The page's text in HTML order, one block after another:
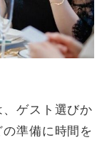
ゲスト選びか
準備に時間を